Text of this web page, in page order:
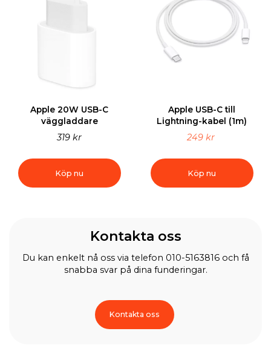
Apple 20W USB-C
väggladdare
319 kr
Köp nu
Apple USB-C till
Lightning-kabel (1m)
249 kr
Köp nu
Kontakta oss
Du kan enkelt nå oss via telefon 010-5163816 och få
snabba svar på dina funderingar.
Kontakta oss